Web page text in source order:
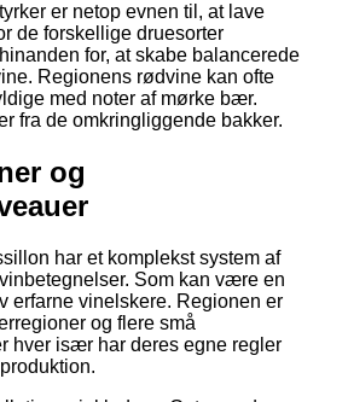
er netop evnen til, at lave
de forskellige druesorter
for, at skabe balancerede
Regionens rødvine kan ofte
med noter af mørke bær.
fra de omkringliggende bakker.
og
har et komplekst system af
Som kan være en
erfarne vinelskere. Regionen er
og flere små
hver især har deres egne regler